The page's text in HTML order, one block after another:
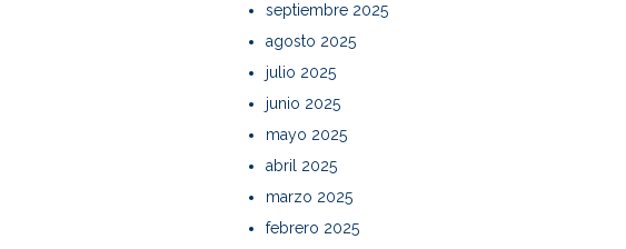
septiembre 2025
agosto 2025
julio 2025
junio 2025
mayo 2025
abril 2025
marzo 2025
febrero 2025